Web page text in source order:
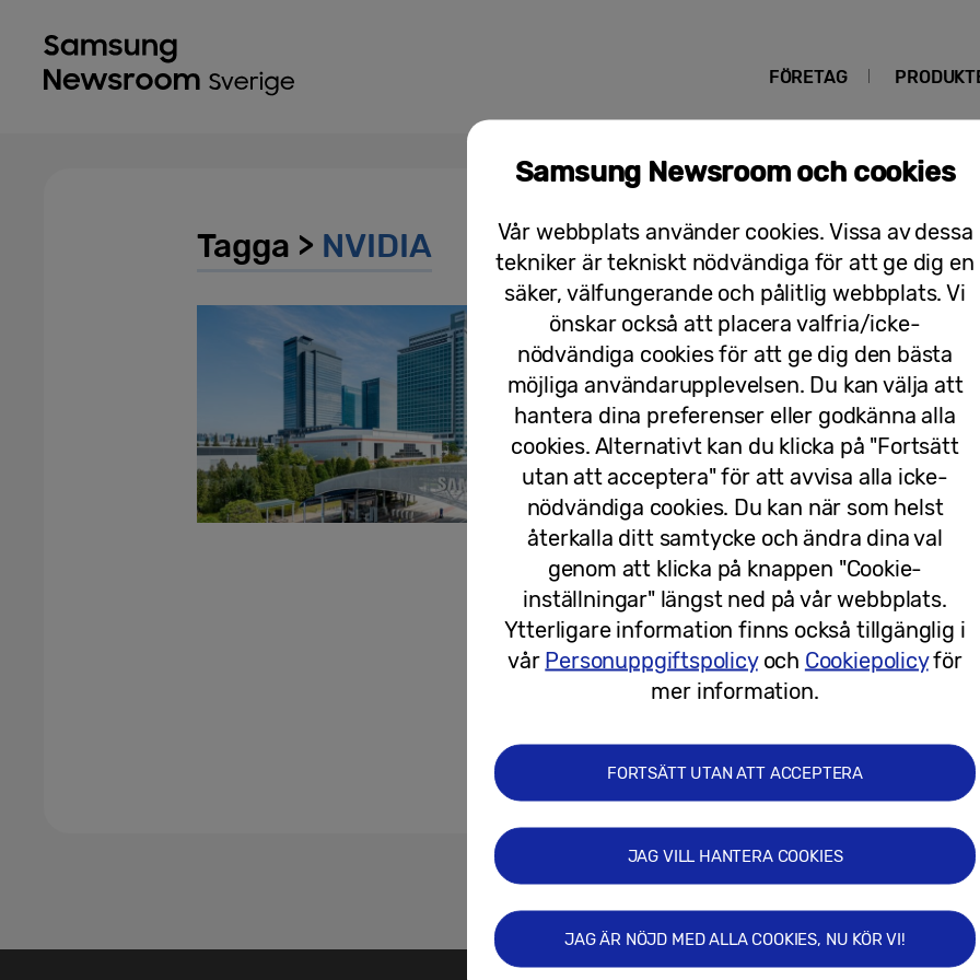
FÖRETAG
Tagga > NVIDIA
Pressmeddelanden
Samsung tar nästa steg mot AI-
tillsammans med NVIDIA
01/03/2026
1
Samsung Newsroom och cookies
Vår webbplats använder cookies. Vissa av dessa
tekniker är tekniskt nödvändiga för att ge dig en
säker, välfungerande och pålitlig webbplats. Vi
önskar också att placera valfria/icke-
nödvändiga cookies för att ge dig den bästa
möjliga användarupplevelsen. Du kan välja att
hantera dina preferenser eller godkänna alla
cookies. Alternativt kan du klicka på "Fortsätt
utan att acceptera" för att avvisa alla icke-
nödvändiga cookies. Du kan när som helst
återkalla ditt samtycke och ändra dina val
genom att klicka på knappen "Cookie-
inställningar" längst ned på vår webbplats.
Ytterligare information finns också tillgänglig i
vår Personuppgiftspolicyoch Cookiepolicyför
mer information.
FORTSÄTT UTAN ATT ACCEPTERA
JAG VILL HANTERA COOKIES
JAG ÄR NÖJD MED ALLA COOKIES, NU KÖR VI!